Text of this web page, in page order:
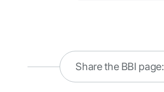
Share the BBI page: